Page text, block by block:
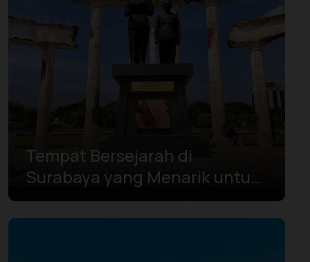
Tempat Bersejarah di
Surabaya yang Menarik untuk
Dijelajahi